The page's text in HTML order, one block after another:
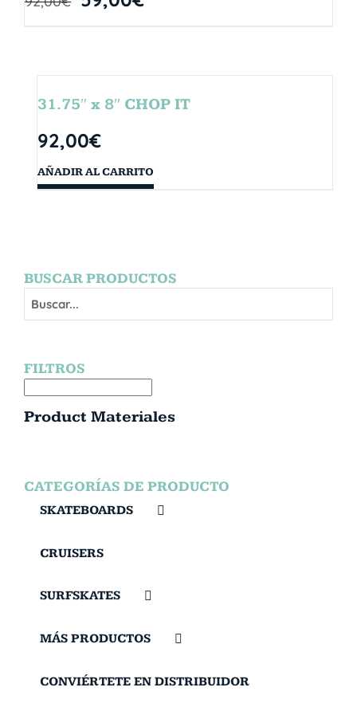
31.75″ x 8″ CHOP IT
92,00€
AÑADIR AL CARRITO
BUSCAR PRODUCTOS
FILTROS
Product Materiales
CATEGORÍAS DE PRODUCTO
SKATEBOARDS
CRUISERS
SURFSKATES
MÁS PRODUCTOS
CONVIÉRTETE EN DISTRIBUIDOR